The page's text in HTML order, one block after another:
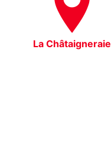
La Châtaigneraie